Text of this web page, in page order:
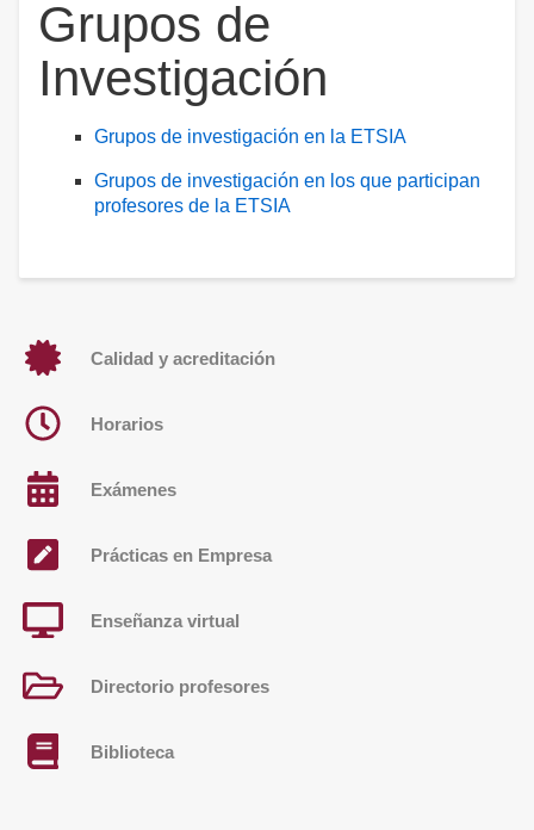
Grupos de
Investigación
Grupos de investigación en la ETSIA
Grupos de investigación en los que participan
profesores de la ETSIA
Calidad y acreditación
Horarios
Exámenes
Prácticas en Empresa
Enseñanza virtual
Directorio profesores
Biblioteca